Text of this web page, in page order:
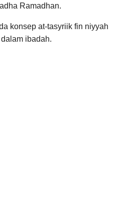
Ramadhan.
konsep at-tasyriik fin niyyah
ibadah.